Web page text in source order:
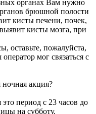
органах Вам нужно
брюшной полости
кисты печени, почек,
кисты мозга, при
оставьте, пожалуйста,
мог связаться с
акция?
период с 23 часов до
на субботу.